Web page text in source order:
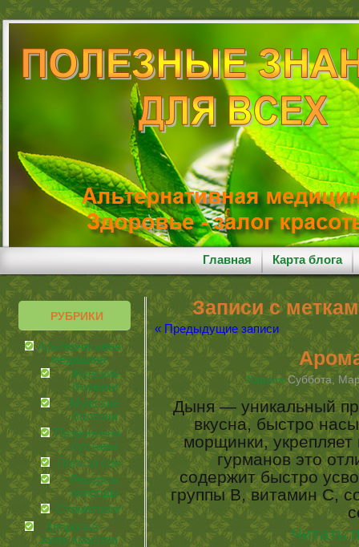
Главная Карта блога
РУБРИКИ
Альтернативная
медицина
Женские
болезни
Мужские
болезни
Позвоночник и
суставы
Польза соков
Ресурсы
природы
Стоматология
Здоровье —
залог красоты
Записи с
« Предыдущие записи
ЛарисаСуббота,
Дыня — уникальный
вкусна, быстро
морщинки,
гурманов это
содержит быстро
группы В, витамин С,
Читать